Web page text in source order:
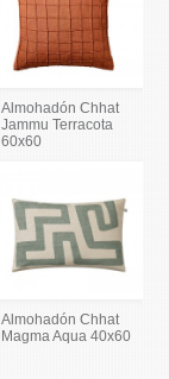
Almohadón Chhat
Jammu Terracota
60x60
Almohadón Chhat
Magma Aqua 40x60